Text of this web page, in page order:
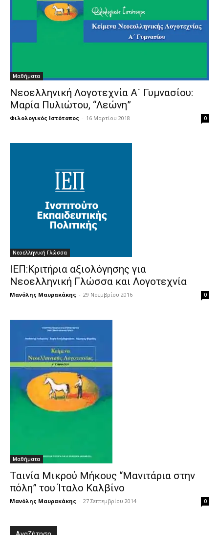
Μαθήματα
Νεοελληνική Λογοτεχνία Α´ Γυμνασίου:
Μαρία Πυλιώτου, “Λεώνη”
Φιλολογικός Ιστότοπος - 16 Μαρτίου 2018 0
Νεοελληνική Γλώσσα
ΙΕΠ:Κριτήρια αξιολόγησης για
Νεοελληνική Γλώσσα και Λογοτεχνία
Μανόλης Μαυρακάκης - 29 Νοεμβρίου 2016 0
Μαθήματα
Ταινία Μικρού Μήκους “Μανιτάρια στην
πόλη” του Ίταλο Καλβίνο
Μανόλης Μαυρακάκης - 27 Σεπτεμβρίου 2014 0